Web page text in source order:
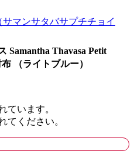
サマンサタバサプチチョイ
Samantha Thavasa Petit
（ライトブルー）
ています。
てください。